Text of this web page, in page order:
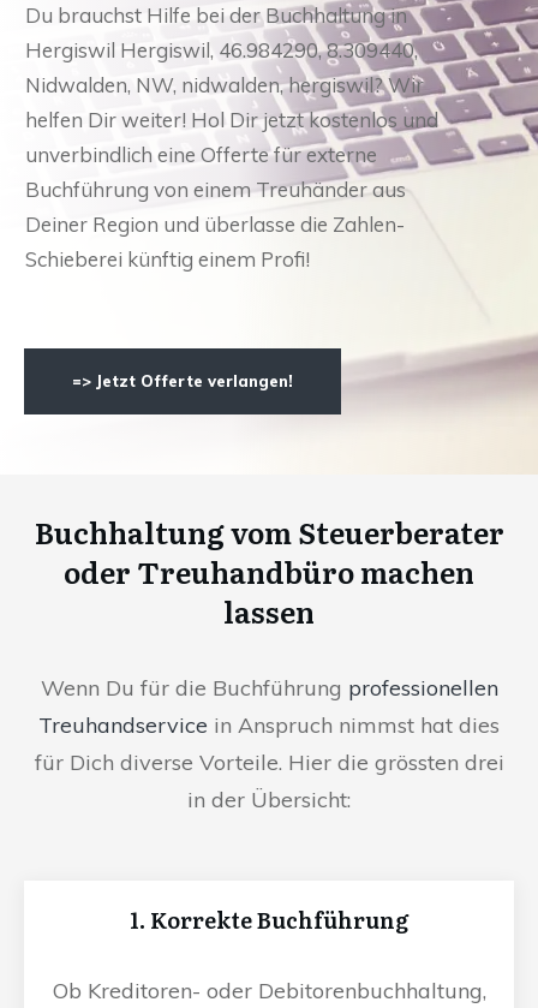
Du brauchst Hilfe bei der Buchhaltung in
Hergiswil Hergiswil, 46.984290, 8.309440,
Nidwalden, NW, nidwalden, hergiswil? Wir
helfen Dir weiter! Hol Dir jetzt kostenlos und
unverbindlich eine Offerte für externe
Buchführung von einem Treuhänder aus
Deiner Region und überlasse die Zahlen-
Schieberei künftig einem Profi!
=> Jetzt Offerte verlangen!
Buchhaltung vom Steuerberater
oder Treuhandbüro machen
lassen
Wenn Du für die Buchführung professionellen
Treuhandservice in Anspruch nimmst hat dies
für Dich diverse Vorteile. Hier die grössten drei
in der Übersicht:
1. Korrekte Buchführung
Ob Kreditoren- oder Debitorenbuchhaltung,